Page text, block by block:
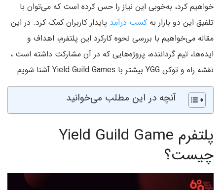
خواهیم کرد، به‌خوبی این نیاز را حس کرده است که می‌توان با
تلفیق این دو بازار به کسب درآمد پایدار کاربران کمک کرد. در این
مقاله می‌خواهیم با بررسی نحوه کارکرد این پلتفرم، اهداف و
ایده‌ها، تیم گرداننده، پروژه‌هایی که در آن مشارکت داشته است ،
نقشه راه و توکن YGG بیشتر با Yield Guild Games آشنا شویم.
آنچه در این مطلب می‌خوانید
پلتفرم Yield Guild Game
چیست؟